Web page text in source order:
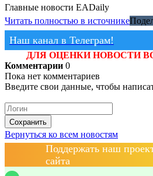
Главные новости EADaily
Читать полностью в источнике
Наш канал в Телеграм!
ДЛЯ ОЦЕНКИ НОВОСТИ
Комментарии 0
Пока нет комментариев
Введите свои данные, чтобы
Сохранить
Вернуться ко всем новостям
Поддержать наш
сайта